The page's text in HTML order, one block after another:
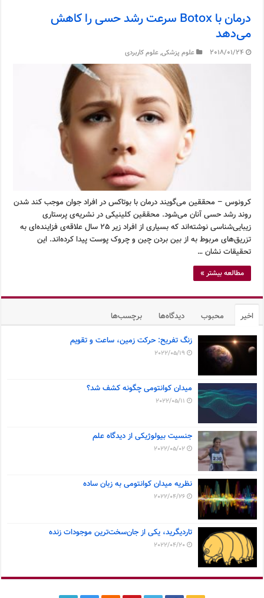
درمان با Botox سرعت رشد حسی را کاهش
می‌دهد
2018/01/24 علوم پزشکی,علوم کاربردی
کرونوس – محققین می‌گویند درمان با بوتاکس در افراد جوان موجب کند شدن
روند رشد حسی آنان می‌شود. محققین کلینیکی در نشریه‌ی پرستاری
زیبایی‌شناسی نوشته‌اند که بسیاری از افراد زیر 25 سال علاقه‌ی فزاینده‌ای به
تزریق‌های مربوط به از بین بردن چین و چروک پوست پیدا کرده‌اند. این
تحقیقات نشان …
مطالعه بیشتر »
اخیر محبوب دیدگاه‌ها برچسب‌ها
زنگ تفریح: حرکت زمین، ساعت و تقویم
2022/05/19
میدان کوانتومی چگونه کشف شد؟
2022/05/11
جنسیت بیولوژیکی از دیدگاه علم
2022/05/02
نظریه میدان کوانتومی به زبان ساده
2022/04/26
تاردیگرید، یکی از جان‌سخت‌ترین موجودات زنده
2022/04/20